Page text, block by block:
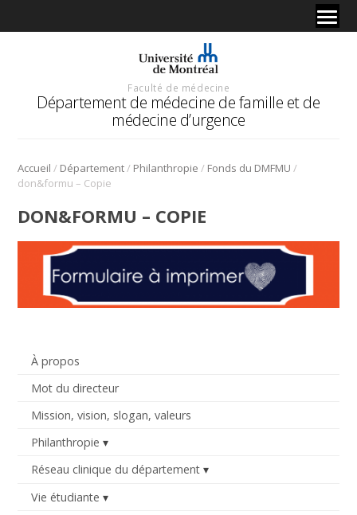
Faculté de médecine
Département de médecine de famille et de
médecine d’urgence
Accueil / Département/ Philanthropie / Fonds du DMFMU /
don&formu – Copie
À propos
Mot du directeur
Mission, vision, slogan, valeurs
Philanthropie
Réseau clinique du département
Vie étudiante
DON&FORMU – COPIE